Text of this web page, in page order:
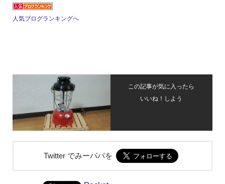
人気ブログランキングへ
この記事が気に入ったら
いいね！しよう
Twitter でみーパパを